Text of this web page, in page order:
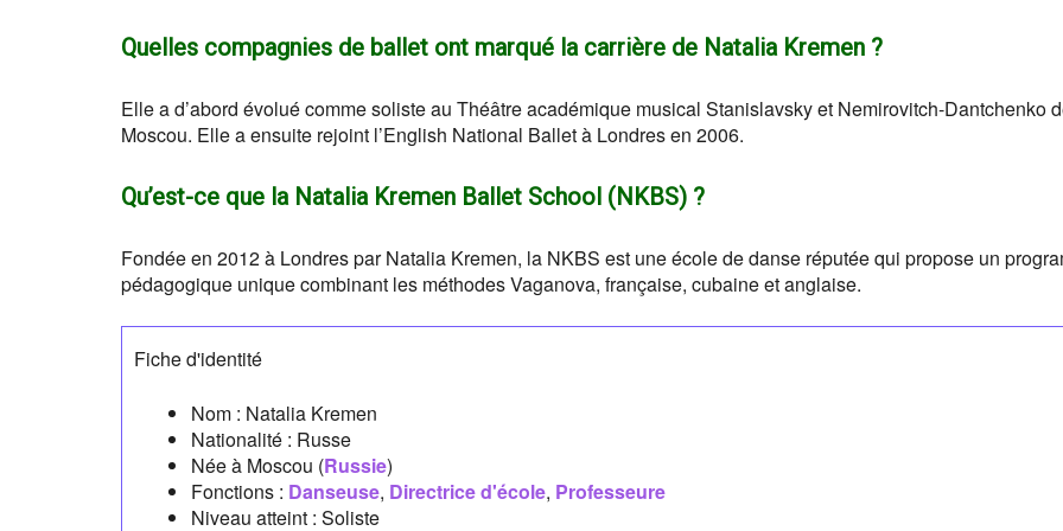
Quelles compagnies de ballet ont marqué la carrière de Natalia Kremen ?
Elle a d’abord évolué comme soliste au Théâtre académique musical Stanislavsky et Nemirovitch-Dantchenko
Moscou. Elle a ensuite rejoint l’English National Ballet à Londres en 2006.
Qu’est-ce que la Natalia Kremen Ballet School (NKBS) ?
Fondée en 2012 à Londres par Natalia Kremen, la NKBS est une école de danse réputée qui propose un
pédagogique unique combinant les méthodes Vaganova, française, cubaine et anglaise.
Fiche d'identité
Nom : Natalia Kremen
Nationalité : Russe
Née à Moscou (Russie)
Fonctions : Danseuse, Directrice d'école, Professeure
Niveau atteint : Soliste